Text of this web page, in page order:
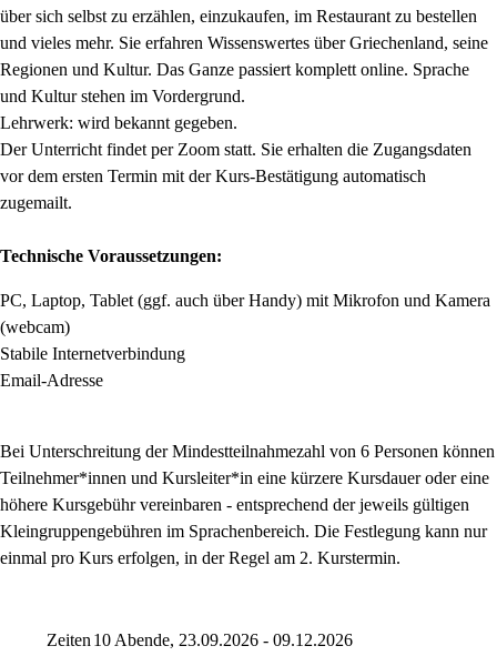
über sich selbst zu erzählen, einzukaufen, im Restaurant zu bestellen
und vieles mehr. Sie erfahren Wissenswertes über Griechenland, seine
Regionen und Kultur. Das Ganze passiert komplett online. Sprache
und Kultur stehen im Vordergrund.
Lehrwerk: wird bekannt gegeben.
Der Unterricht findet per Zoom statt. Sie erhalten die Zugangsdaten
vor dem ersten Termin mit der Kurs-Bestätigung automatisch
zugemailt.
Technische Voraussetzungen:
PC, Laptop, Tablet (ggf. auch über Handy) mit Mikrofon und Kamera
(webcam)
Stabile Internetverbindung
Email-Adresse
Bei Unterschreitung der Mindestteilnahmezahl von 6 Personen können
Teilnehmer*innen und Kursleiter*in eine kürzere Kursdauer oder eine
höhere Kursgebühr vereinbaren - entsprechend der jeweils gültigen
Kleingruppengebühren im Sprachenbereich. Die Festlegung kann nur
einmal pro Kurs erfolgen, in der Regel am 2. Kurstermin.
Zeiten 10 Abende, 23.09.2026 - 09.12.2026